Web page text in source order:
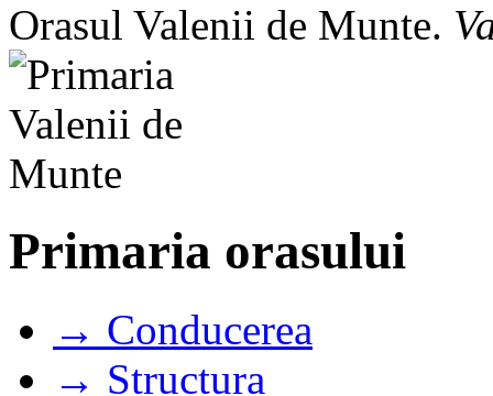
Orasul Valenii de Munte.
Primaria orasului
→ Conducerea
→ Structura